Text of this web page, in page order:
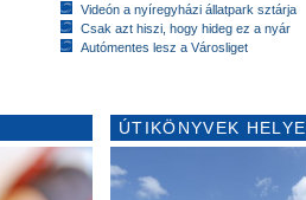
Videón a nyíregyházi állatpark sztárja
Csak azt hiszi, hogy hideg ez a nyár
Autómentes lesz a Városliget
ÚTIKÖNYVEK